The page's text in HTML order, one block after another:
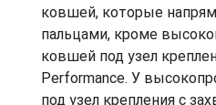
ковшей, которые
пальцами, кроме
ковшей под узел
Performance. У
под узел крепления с